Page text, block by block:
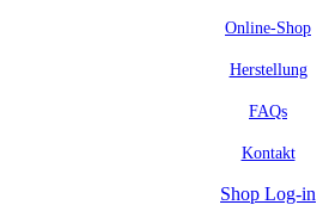
Online-Shop
Herstellung
FAQs
Kontakt
Shop Log-in